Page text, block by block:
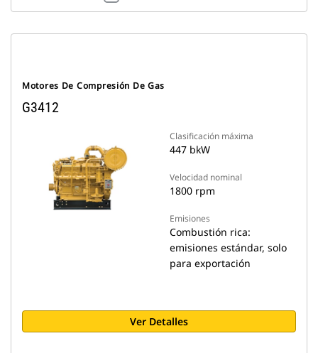
Motores De Compresión De Gas
G3412
Clasificación máxima
447 bkW
Velocidad nominal
1800 rpm
Emisiones
Combustión rica:
emisiones estándar, solo
para exportación
Ver Detalles